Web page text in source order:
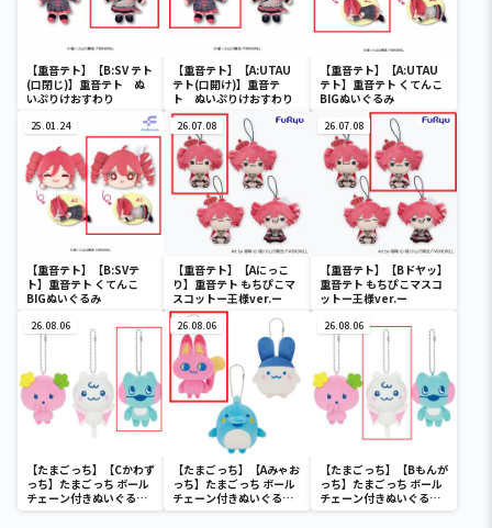
【重音テト】【B:SV テト
(口閉じ)】重音テト ぬ
いぷりけおすわり
【重音テト】【A:UTAU
テト(口開け)】重音テ
ト ぬいぷりけおすわり
【重音テト】【A:UTAU
テト】重音テト くてんこ
BIGぬいぐるみ
25.01.24
【重音テト】【B:SVテ
ト】重音テト くてんこ
BIGぬいぐるみ
26.07.08
【重音テト】【Aにっこ
り】重音テト もちぴこマ
スコットー王様ver.ー
26.07.08
【重音テト】【Bドヤッ】
重音テト もちぴこマスコ
ットー王様ver.ー
26.08.06
【たまごっち】【Cかわず
っち】たまごっち ボール
チェーン付きぬいぐるみ
～Tamagotchi
26.08.06
【たまごっち】【Aみゃお
っち】たまごっち ボール
チェーン付きぬいぐるみ
～Tamagotchi
26.08.06
【たまごっち】【Bもんが
っち】たまごっち ボール
チェーン付きぬいぐるみ
～Tamagotchi